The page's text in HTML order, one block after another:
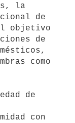
la
de
objetivo
de
como
con